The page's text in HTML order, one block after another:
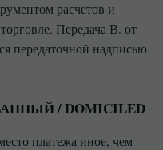
расчетов и
Передача В. от
передаточной надписью
/ DOMICILED
платежа иное, чем